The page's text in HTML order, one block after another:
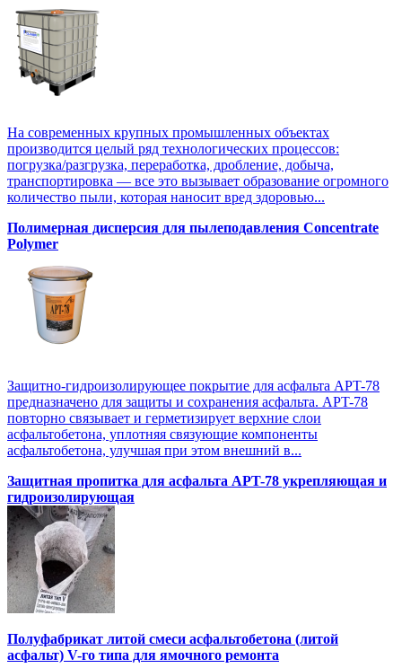
На современных крупных промышленных объектах
производится целый ряд технологических процессов:
погрузка/разгрузка, переработка, дробление, добыча,
транспортировка — все это вызывает образование огромного
количество пыли, которая наносит вред здоровью...
Полимерная дисперсия для пылеподавления Concentrate
Polymer
Защитно-гидроизолирующее покрытие для асфальта APT-78
предназначено для защиты и сохранения асфальта. APT-78
повторно связывает и герметизирует верхние слои
асфальтобетона, уплотняя связующие компоненты
асфальтобетона, улучшая при этом внешний в...
Защитная пропитка для асфальта APT-78 укрепляющая и
гидроизолирующая
Полуфабрикат литой смеси асфальтобетона (литой
асфальт) V-го типа для ямочного ремонта